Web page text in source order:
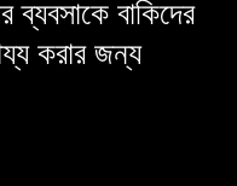
বাকিদের
করার জন্য